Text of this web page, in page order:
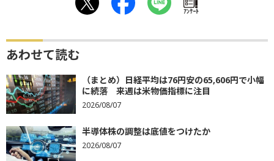
ｱﾝｹｰﾄ
あわせて読む
（まとめ）日経平均は76円安の65,606円で小幅
に続落 来週は米物価指標に注目
2026/08/07
半導体株の調整は底値をつけたか
2026/08/07